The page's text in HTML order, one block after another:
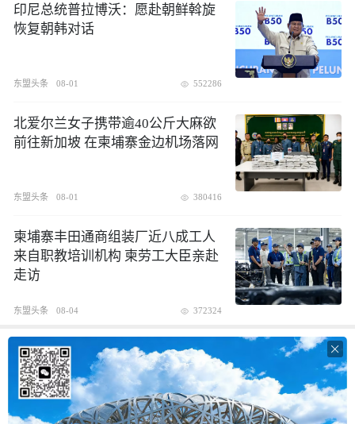
印尼总统普拉博沃：愿赴朝鲜斡旋
恢复朝韩对话
东盟头条 08-01 552286
北爱尔兰女子携带逾40公斤大麻欲
前往新加坡 在柬埔寨金边机场落网
东盟头条 08-01 380416
柬埔寨丰田通商组装厂近八成工人
来自职教培训机构 柬劳工大臣亲赴
走访
东盟头条 08-04 372324
